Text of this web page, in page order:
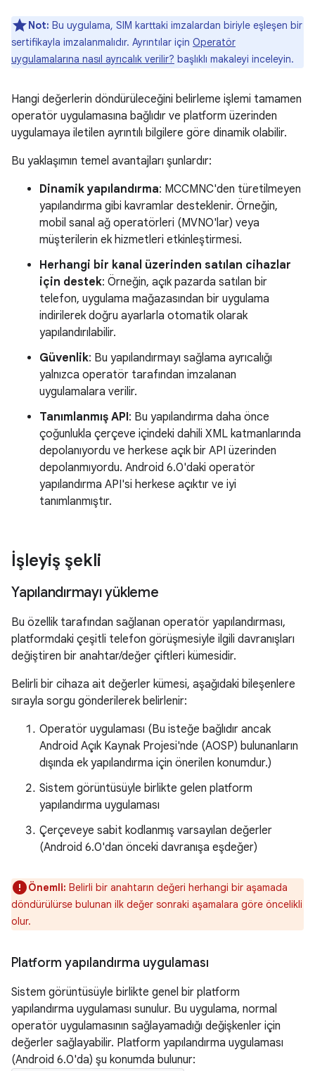
Not: Bu uygulama, SIM karttaki imzalardan biriyle eşleşen bir
sertifikayla imzalanmalıdır. Ayrıntılar için Operatör
uygulamalarına nasıl ayrıcalık verilir? başlıklı makaleyi inceleyin.
Hangi değerlerin döndürüleceğini belirleme işlemi tamamen
operatör uygulamasına bağlıdır ve platform üzerinden
uygulamaya iletilen ayrıntılı bilgilere göre dinamik olabilir.
Bu yaklaşımın temel avantajları şunlardır:
Dinamik yapılandırma: MCCMNC'den türetilmeyen
yapılandırma gibi kavramlar desteklenir. Örneğin,
mobil sanal ağ operatörleri (MVNO'lar) veya
müşterilerin ek hizmetleri etkinleştirmesi.
Herhangi bir kanal üzerinden satılan cihazlar
için destek: Örneğin, açık pazarda satılan bir
telefon, uygulama mağazasından bir uygulama
indirilerek doğru ayarlarla otomatik olarak
yapılandırılabilir.
Güvenlik: Bu yapılandırmayı sağlama ayrıcalığı
yalnızca operatör tarafından imzalanan
uygulamalara verilir.
Tanımlanmış API: Bu yapılandırma daha önce
çoğunlukla çerçeve içindeki dahili XML katmanlarında
depolanıyordu ve herkese açık bir API üzerinden
depolanmıyordu. Android 6.0'daki operatör
yapılandırma API'si herkese açıktır ve iyi
tanımlanmıştır.
İşleyiş şekli
Yapılandırmayı yükleme
Bu özellik tarafından sağlanan operatör yapılandırması,
platformdaki çeşitli telefon görüşmesiyle ilgili davranışları
değiştiren bir anahtar/değer çiftleri kümesidir.
Belirli bir cihaza ait değerler kümesi, aşağıdaki bileşenlere
sırayla sorgu gönderilerek belirlenir:
Operatör uygulaması (Bu isteğe bağlıdır ancak
Android Açık Kaynak Projesi'nde (AOSP) bulunanların
dışında ek yapılandırma için önerilen konumdur.)
Sistem görüntüsüyle birlikte gelen platform
yapılandırma uygulaması
Çerçeveye sabit kodlanmış varsayılan değerler
(Android 6.0'dan önceki davranışa eşdeğer)
Önemli: Belirli bir anahtarın değeri herhangi bir aşamada
döndürülürse bulunan ilk değer sonraki aşamalara göre öncelikli
olur.
Platform yapılandırma uygulaması
Sistem görüntüsüyle birlikte genel bir platform
yapılandırma uygulaması sunulur. Bu uygulama, normal
operatör uygulamasının sağlayamadığı değişkenler için
değerler sağlayabilir. Platform yapılandırma uygulaması
(Android 6.0'da) şu konumda bulunur: